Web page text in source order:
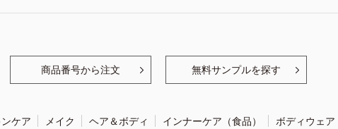
商品番号から注文 無料サンプルを探す
ケア メイク ヘア＆ボディ インナーケア（食品） ボディウェア